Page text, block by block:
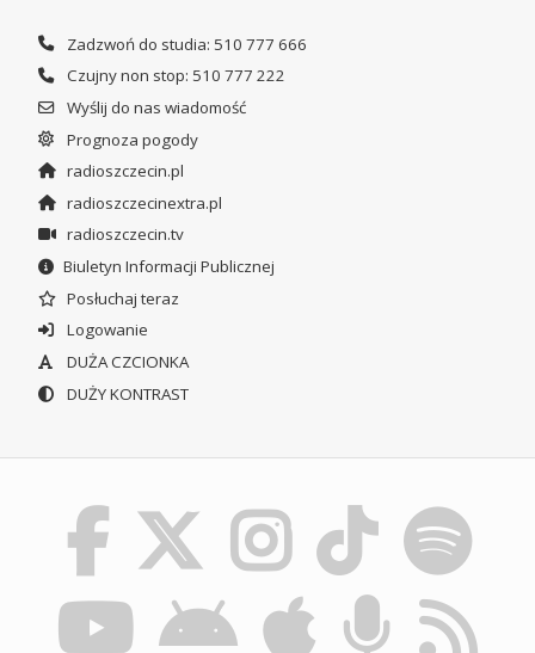
Zadzwoń do studia: 510 777 666
Czujny non stop: 510 777 222
Wyślij do nas wiadomość
Prognoza pogody
radioszczecin.pl
radioszczecinextra.pl
radioszczecin.tv
Biuletyn Informacji Publicznej
Posłuchaj teraz
Logowanie
DUŻA CZCIONKA
DUŻY KONTRAST